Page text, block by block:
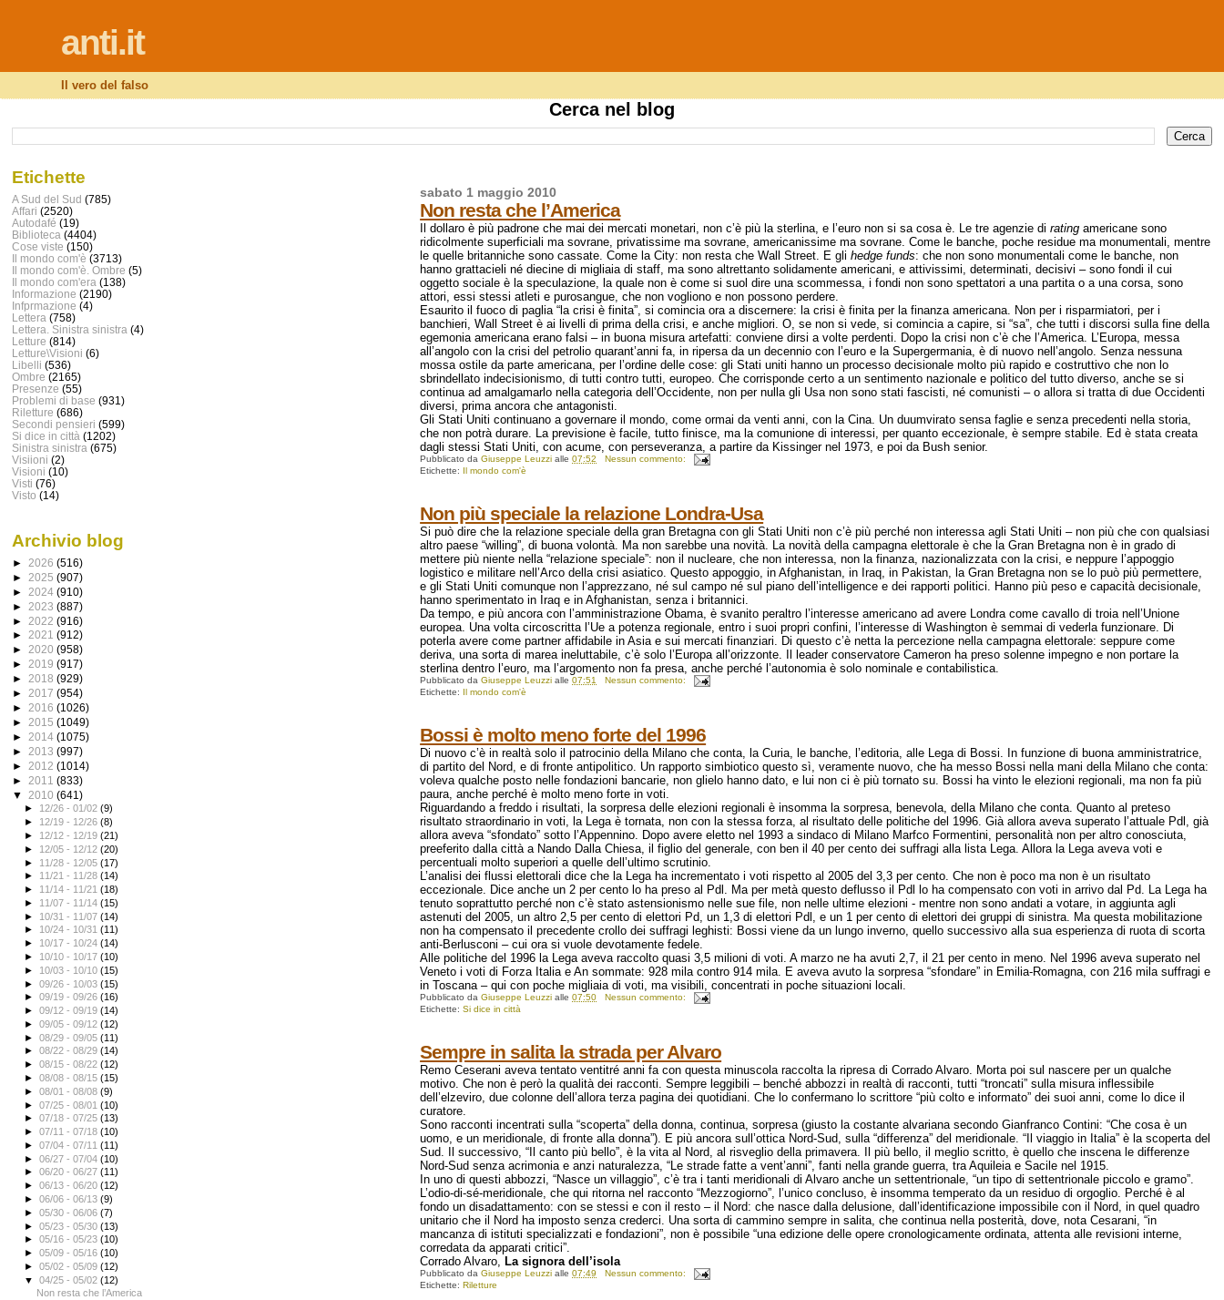
anti.it
Il vero del falso
Cerca nel blog
sabato 1 maggio 2010
Non resta che l’America
Il dollaro è più padrone che mai dei mercati monetari, non c’è più la sterlina, e l’euro non si sa cosa è. Le tre agenzie dirating americane sono
ridicolmente superficiali ma sovrane, privatissime ma sovrane, americanissime ma sovrane. Come le banche, poche residue ma monumentali, mentre
le quelle britanniche sono cassate. Come la City: non resta che Wall Street. E glihedge funds: che non sono monumentali come le banche, non
hanno grattacieli né diecine di migliaia di staff, ma sono altrettanto solidamente americani, e attivissimi, determinati, decisivi – sono fondi il cui
oggetto sociale è la speculazione, la quale non è come si suol dire una scommessa, i fondi non sono spettatori a una partita o a una corsa, sono
attori, essi stessi atleti e purosangue, che non vogliono e non possono perdere.
Esaurito il fuoco di paglia “la crisi è finita”, si comincia ora a discernere: la crisi è finita per la finanza americana. Non per i risparmiatori, per i
banchieri, Wall Street è ai livelli di prima della crisi, e anche migliori. O, se non si vede, si comincia a capire, si “sa”, che tutti i discorsi sulla fine della
egemonia americana erano falsi – in buona misura artefatti: conviene dirsi a volte perdenti. Dopo la crisi non c’è che l’America. L’Europa, messa
all’angolo con la crisi del petrolio quarant’anni fa, in ripersa da un decennio con l’euro e la Supergermania, è di nuovo nell’angolo. Senza nessuna
mossa ostile da parte americana, per l’ordine delle cose: gli Stati uniti hanno un processo decisionale molto più rapido e costruttivo che non lo
sbrindellato indecisionismo, di tutti contro tutti, europeo. Che corrisponde certo a un sentimento nazionale e politico del tutto diverso, anche se si
continua ad amalgamarlo nella categoria dell’Occidente, non per nulla gli Usa non sono stati fascisti, né comunisti – o allora si tratta di due Occidenti
diversi, prima ancora che antagonisti.
Gli Stati Uniti continuano a governare il mondo, come ormai da venti anni, con la Cina. Un duumvirato sensa faglie e senza precedenti nella storia,
che non potrà durare. La previsione è facile, tutto finisce, ma la comunione di interessi, per quanto eccezionale, è sempre stabile. Ed è stata creata
dagli stessi Stati Uniti, con acume, con perseveranza, a partire da Kissinger nel 1973, e poi da Bush senior.
Pubblicato daGiuseppe Leuzzi alle07:52
Nessun commento:
Etichette: Il mondo com'è
Non più speciale la relazione Londra-Usa
Si può dire che la relazione speciale della gran Bretagna con gli Stati Uniti non c’è più perché non interessa agli Stati Uniti – non più che con qualsiasi
altro paese “willing”, di buona volontà. Ma non sarebbe una novità. La novità della campagna elettorale è che la Gran Bretagna non è in grado di
mettere più niente nella “relazione speciale”: non il nucleare, che non interessa, non la finanza, nazionalizzata con la crisi, e neppure l’appoggio
logistico e militare nell’Arco della crisi asiatico. Questo appoggio, in Afghanistan, in Iraq, in Pakistan, la Gran Bretagna non se lo può più permettere,
e gli Stati Uniti comunque non l’apprezzano, né sul campo né sul piano dell’intelligence e dei rapporti politici. Hanno più peso e capacità decisionale,
hanno sperimentato in Iraq e in Afghanistan, senza i britannici.
Da tempo, e più ancora con l’amministrazione Obama, è svanito peraltro l’interesse americano ad avere Londra come cavallo di troia nell’Unione
europea. Una volta circoscritta l’Ue a potenza regionale, entro i suoi propri confini, l’interesse di Washington è semmai di vederla funzionare. Di
poterla avere come partner affidabile in Asia e sui mercati finanziari. Di questo c’è netta la percezione nella campagna elettorale: seppure come
deriva, una sorta di marea ineluttabile, c’è solo l’Europa all’orizzonte. Il leader conservatore Cameron ha preso solenne impegno e non portare la
sterlina dentro l’euro, ma l’argomento non fa presa, anche perché l’autonomia è solo nominale e contabilistica.
Pubblicato daGiuseppe Leuzzi alle07:51
Nessun commento:
Etichette: Il mondo com'è
Bossi è molto meno forte del 1996
Di nuovo c’è in realtà solo il patrocinio della Milano che conta, la Curia, le banche, l’editoria, alle Lega di Bossi. In funzione di buona amministratrice,
di partito del Nord, e di fronte antipolitico. Un rapporto simbiotico questo sì, veramente nuovo, che ha messo Bossi nella mani della Milano che conta:
voleva qualche posto nelle fondazioni bancarie, non glielo hanno dato, e lui non ci è più tornato su. Bossi ha vinto le elezioni regionali, ma non fa più
paura, anche perché è molto meno forte in voti.
Riguardando a freddo i risultati, la sorpresa delle elezioni regionali è insomma la sorpresa, benevola, della Milano che conta. Quanto al preteso
risultato straordinario in voti, la Lega è tornata, non con la stessa forza, al risultato delle politiche del 1996. Già allora aveva superato l’attuale Pdl, già
allora aveva “sfondato” sotto l’Appennino. Dopo avere eletto nel 1993 a sindaco di Milano Marfco Formentini, personalità non per altro conosciuta,
preeferito dalla città a Nando Dalla Chiesa, il figlio del generale, con ben il 40 per cento dei suffragi alla lista Lega. Allora la Lega aveva voti e
percentuali molto superiori a quelle dell’ultimo scrutinio.
L’analisi dei flussi elettorali dice che la Lega ha incrementato i voti rispetto al 2005 del 3,3 per cento. Che non è poco ma non è un risultato
eccezionale. Dice anche un 2 per cento lo ha preso al Pdl. Ma per metà questo deflusso il Pdl lo ha compensato con voti in arrivo dal Pd. La Lega ha
tenuto soprattutto perché non c’è stato astensionismo nelle sue file, non nelle ultime elezioni - mentre non sono andati a votare, in aggiunta agli
astenuti del 2005, un altro 2,5 per cento di elettori Pd, un 1,3 di elettori Pdl, e un 1 per cento di elettori dei gruppi di sinistra. Ma questa mobilitazione
non ha compensato il precedente crollo dei suffragi leghisti: Bossi viene da un lungo inverno, quello successivo alla sua esperienza di ruota di scorta
anti-Berlusconi – cui ora si vuole devotamente fedele.
Alle politiche del 1996 la Lega aveva raccolto quasi 3,5 milioni di voti. A marzo ne ha avuti 2,7, il 21 per cento in meno. Nel 1996 aveva superato nel
Veneto i voti di Forza Italia e An sommate: 928 mila contro 914 mila. E aveva avuto la sorpresa “sfondare” in Emilia-Romagna, con 216 mila suffragi e
in Toscana – qui con poche migliaia di voti, ma visibili, concentrati in poche situazioni locali.
Pubblicato daGiuseppe Leuzzi alle07:50
Nessun commento:
Etichette:Si dice in città
Sempre in salita la strada per Alvaro
Remo Ceserani aveva tentato ventitré anni fa con questa minuscola raccolta la ripresa di Corrado Alvaro. Morta poi sul nascere per un qualche
motivo. Che non è però la qualità dei racconti. Sempre leggibili – benché abbozzi in realtà di racconti, tutti “troncati” sulla misura inflessibile
dell’elzeviro, due colonne dell’allora terza pagina dei quotidiani. Che lo confermano lo scrittore “più colto e informato” dei suoi anni, come lo dice il
curatore.
Sono racconti incentrati sulla “scoperta” della donna, continua, sorpresa (giusto la costante alvariana secondo Gianfranco Contini: “Che cosa è un
uomo, e un meridionale, di fronte alla donna”). E più ancora sull’ottica Nord-Sud, sulla “differenza” del meridionale. “Il viaggio in Italia” è la scoperta del
Sud. Il successivo, “Il canto più bello”, è la vita al Nord, al risveglio della primavera. Il più bello, il meglio scritto, è quello che inscena le differenze
Nord-Sud senza acrimonia e anzi naturalezza, “Le strade fatte a vent’anni”, fanti nella grande guerra, tra Aquileia e Sacile nel 1915.
In uno di questi abbozzi, “Nasce un villaggio”, c’è tra i tanti meridionali di Alvaro anche un settentrionale, “un tipo di settentrionale piccolo e gramo”.
L’odio-di-sé-meridionale, che qui ritorna nel racconto “Mezzogiorno”, l’unico concluso, è insomma temperato da un residuo di orgoglio. Perché è al
fondo un disadattamento: con se stessi e con il resto – il Nord: che nasce dalla delusione, dall’identificazione impossibile con il Nord, in quel quadro
unitario che il Nord ha imposto senza crederci. Una sorta di cammino sempre in salita, che continua nella posterità, dove, nota Cesarani, “in
mancanza di istituti specializzati e fondazioni”, non è possibile “una edizione delle opere cronologicamente ordinata, attenta alle revisioni interne,
corredata da apparati critici”.
Corrado Alvaro,La signora dell’isola
Pubblicato daGiuseppe Leuzzi alle07:49
Nessun commento:
Etichette:Riletture
Etichette
A Sud del Sud (785)
Affari (2520)
Autodafé (19)
Biblioteca (4404)
Cose viste (150)
Il mondo com'è (3713)
Il mondo com'è. Ombre (5)
Il mondo com'era (138)
Informazione (2190)
Infprmazione (4)
Lettera (758)
Lettera. Sinistra sinistra (4)
Letture (814)
Letture\Visioni (6)
Libelli (536)
Ombre (2165)
Presenze (55)
Problemi di base (931)
Riletture (686)
Secondi pensieri (599)
Si dice in città (1202)
Sinistra sinistra (675)
Visiioni (2)
Visioni (10)
Visti (76)
Visto (14)
Archivio blog
► 2026 (516)
► 2025 (907)
► 2024 (910)
► 2023 (887)
► 2022 (916)
► 2021 (912)
► 2020 (958)
► 2019 (917)
► 2018 (929)
► 2017 (954)
► 2016 (1026)
► 2015 (1049)
► 2014 (1075)
► 2013 (997)
► 2012 (1014)
► 2011 (833)
▼ 2010 (641)
► 12/26 - 01/02(9)
► 12/19 - 12/26(8)
► 12/12 - 12/19(21)
► 12/05 - 12/12(20)
► 11/28 - 12/05(17)
► 11/21 - 11/28(14)
► 11/14 - 11/21(18)
► 11/07 - 11/14(15)
► 10/31 - 11/07(14)
► 10/24 - 10/31(11)
► 10/17 - 10/24(14)
► 10/10 - 10/17(10)
► 10/03 - 10/10(15)
►09/26 - 10/03(15)
►09/19 - 09/26(16)
►09/12 - 09/19(14)
►09/05 - 09/12(12)
►08/29 - 09/05(11)
►08/22 - 08/29(14)
►08/15 - 08/22(12)
►08/08 - 08/15(15)
►08/01 - 08/08(9)
►07/25 - 08/01(10)
►07/18 - 07/25(13)
►07/11 - 07/18(10)
►07/04 - 07/11(11)
►06/27 - 07/04(10)
►06/20 - 06/27(11)
►06/13 - 06/20(12)
►06/06 - 06/13(9)
►05/30 - 06/06(7)
►05/23 - 05/30(13)
►05/16 - 05/23(10)
►05/09 - 05/16(10)
►05/02 - 05/09(12)
▼04/25 - 05/02(12)
Non resta che l’America